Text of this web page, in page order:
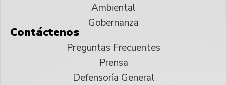
Ambiental
Gobernanza
Contáctenos
Preguntas Frecuentes
Prensa
Defensoría General